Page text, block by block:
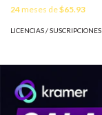
24meses de$65.93
LICENCIAS / SUSCRIPCIONES